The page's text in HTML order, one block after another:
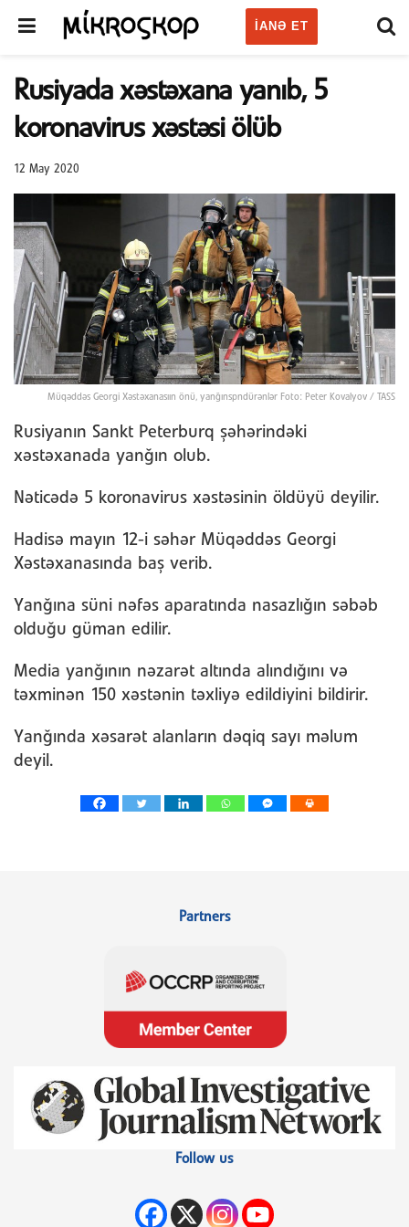
IANƏ ET
Rusiyada xəstəxana yanıb, 5
koronavirus xəstəsi ölüb
12 May 2020
Müqəddəs Georgi Xəstəxanasıın önü, yanğınspndürənlər Foto: Peter Kovalyov / TASS
Rusiyanın Sankt Peterburq şəhərindəki
xəstəxanada yanğın olub.
Nəticədə 5 koronavirus xəstəsinin öldüyü deyilir.
Hadisə mayın 12-i səhər Müqəddəs Georgi
Xəstəxanasında baş verib.
Yanğına süni nəfəs aparatında nasazlığın səbəb
olduğu güman edilir.
Media yanğının nəzarət altında alındığını və
təxminən 150 xəstənin təxliyə edildiyini bildirir.
Yanğında xəsarət alanların dəqiq sayı məlum
deyil.
Partners
Follow us